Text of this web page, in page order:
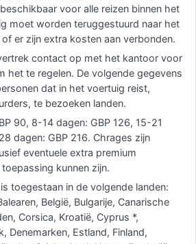
voor alle reizen binnen het
moet worden teruggestuurd naar het
er zijn extra kosten aan verbonden.
contact op met het kantoor voor
het te regelen. De volgende gegevens
dat in het voertuig reist,
te bezoeken landen.
90, 8-14 dagen: GBP 126, 15-21
dagen: GBP 216. Chrages zijn
eventuele extra premium
kunnen zijn.
toegestaan in de volgende landen:
België, Bulgarije, Canarische
Corsica, Kroatië, Cyprus *,
Denemarken, Estland, Finland,